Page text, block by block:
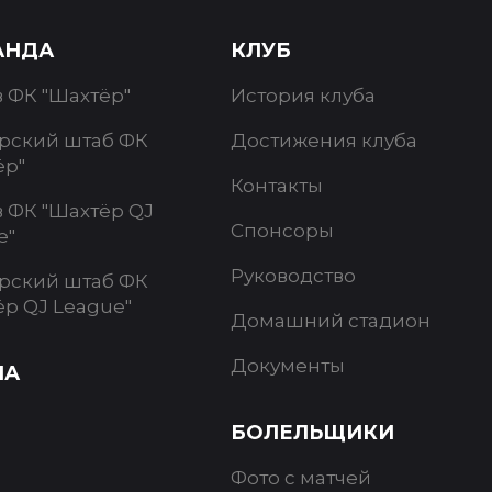
ФК "Шахтёр"
штаб ФК
ФК "Шахтёр QJ
штаб ФК
QJ League"
КЛУБ
История клуба
Достижения клуба
Контакты
Спонсоры
Руководство
Домашний стадион
Документы
БОЛЕЛЬЩИКИ
Фото с матчей